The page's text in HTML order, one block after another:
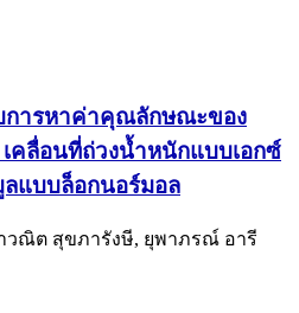
การหาค่าคุณลักษณะของ
คลื่อนที่ถ่วงน้ำหนักแบบเอกซ์
ลแบบล็อกนอร์มอล
วณิต สุขภารังษี, ยุพาภรณ์ อารี